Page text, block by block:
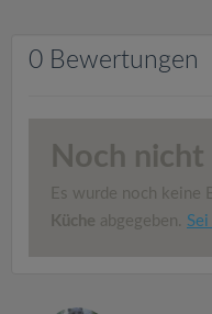
0 Bewertungen
Noch
Es wurde noch keine
Küche abgegeben.